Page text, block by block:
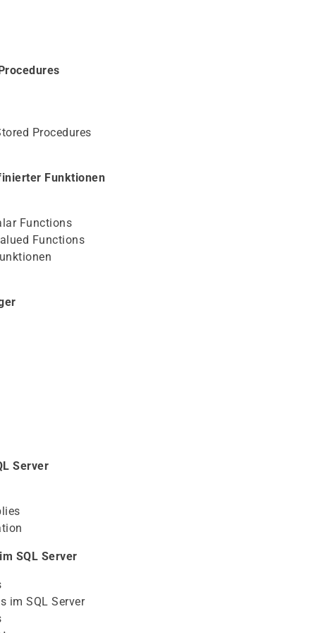
Procedures
Funktionen
Functions
Functions
Server
SQL Server
im SQL Server